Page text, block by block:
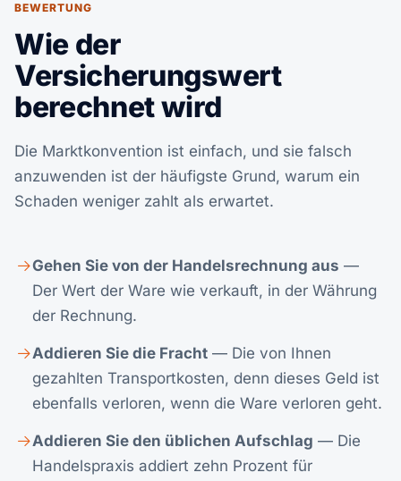
BEWERTUNG
Wie der
Versicherungswert
berechnet wird
Die Marktkonvention ist einfach, und sie falsch
anzuwenden ist der häufigste Grund, warum ein
Schaden weniger zahlt als erwartet.
Gehen Sie von der Handelsrechnung aus —
Der Wert der Ware wie verkauft, in der Währung
der Rechnung.
Addieren Sie die Fracht — Die von Ihnen
gezahlten Transportkosten, denn dieses Geld ist
ebenfalls verloren, wenn die Ware verloren geht.
Addieren Sie den üblichen Aufschlag — Die
Handelspraxis addiert zehn Prozent für